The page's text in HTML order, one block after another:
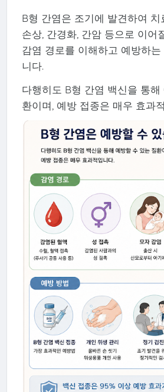
B형 간염은 조기에 발견하여
손상, 간경화, 간암 등으로 이어
감염 경로를 이해하고 예방하
니다.
다행히도 B형 간염 백신을 통
환이며, 예방 접종은 매우 효과